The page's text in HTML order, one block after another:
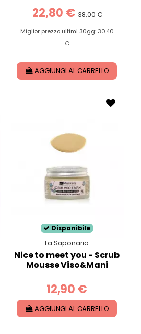
22,80 € 38,00 €
Miglior prezzo ultimi 30gg: 30.40
€
AGGIUNGI AL CARRELLO
Disponibile
La Saponaria
Nice to meet you - Scrub
Mousse Viso&Mani
12,90 €
AGGIUNGI AL CARRELLO